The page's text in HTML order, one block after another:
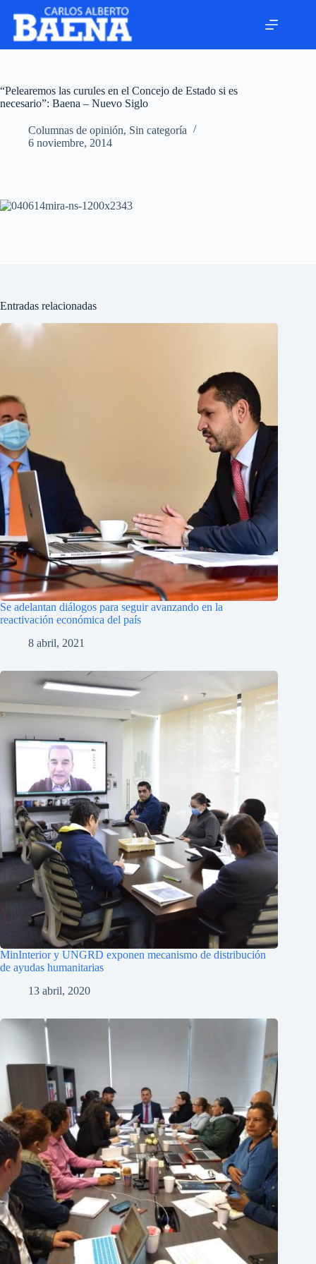
“Pelearemos las curules en el Concejo de Estado si es
necesario”: Baena – Nuevo Siglo
Columnas de opinión, Sin categoría
6 noviembre, 2014
Entradas relacionadas
Se adelantan diálogos para seguir avanzando en la
reactivación económica del país
8 abril, 2021
MinInterior y UNGRD exponen mecanismo de distribución
de ayudas humanitarias
13 abril, 2020